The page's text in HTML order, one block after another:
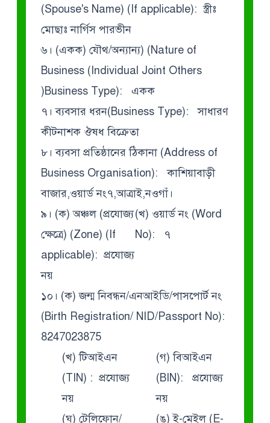
(Spouse's Name) (If applicable): স্ত্রীঃ
মোছাঃ নার্গিস পারভীন
৬। (একক) যৌথ/অন্যান্য) (Nature of
Business (Individual Joint Others
)Business Type): একক
৭। ব্যবসার ধরন(Business Type): সাধারণ
কীটনাশক ঔষধ বিক্রেতা
৮। ব্যবসা প্রতিষ্ঠানের ঠিকানা (Address of
Business Organisation): কাশিয়াবাড়ী
বাজার,ওয়ার্ড নং৭,আত্রাই,নওগাঁ।
৯। (ক) অঞ্চল (প্রযোজ্য
ক্ষেত্রে) (Zone) (If
applicable): প্রযোজ্য
নয়
(খ) ওয়ার্ড নং (Word
No): ৭
১০। (ক) জন্ম নিবন্ধন/এনআইডি/পাসপোর্ট নং
(Birth Registration/ NID/Passport No):
8247023875
(খ) টিআইএন
(TIN) : প্রযোজ্য
নয়
(ঘ) টেলিফোন/
(গ) বিআইএন
(BIN): প্রযোজ্য
নয়
(ঙ) ই-মেইল (E-